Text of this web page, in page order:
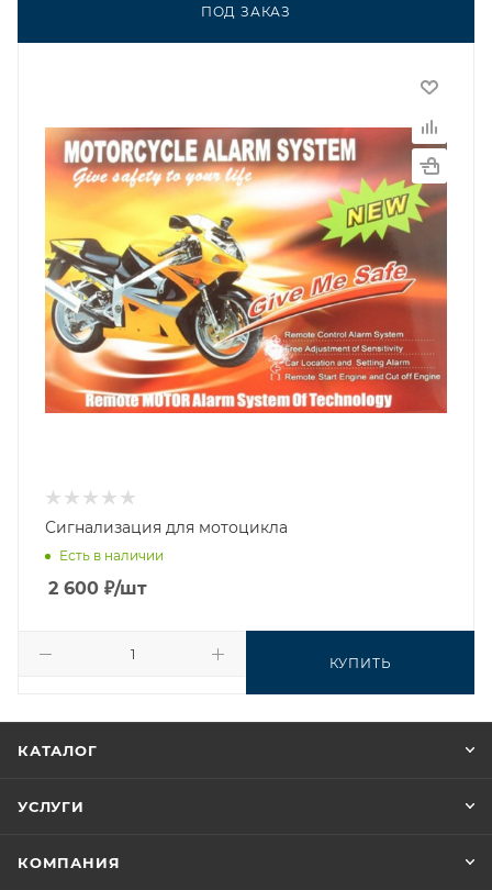
ПОД ЗАКАЗ
Сигнализация для мотоцикла
Есть в наличии
2 600 ₽/шт
КУПИТЬ
КАТАЛОГ
УСЛУГИ
КОМПАНИЯ